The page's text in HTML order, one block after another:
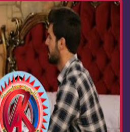
درامای بوکی تازە ئەڵقەی237 buki taza